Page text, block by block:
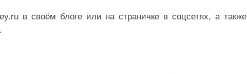
в своём блоге или на страничке в соцсетях, а также